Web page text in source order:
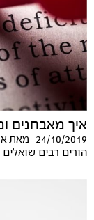
איך מאבחנים
24/10/2019 מאת
הורים רבים